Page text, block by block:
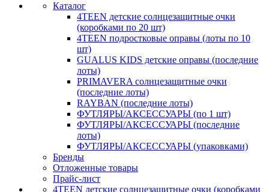
Каталог
4TEEN детские солнцезащитные очки
(коробками по 20 шт)
4TEEN подростковые оправы (лоты по 10
шт)
GUALUS KIDS детские оправы (последние
лоты)
PRIMAVERA солнцезащитные очки
(последние лоты)
RAYBAN (последние лоты)
ФУТЛЯРЫ/АКСЕССУАРЫ (по 1 шт)
ФУТЛЯРЫ/АКСЕССУАРЫ (последние
лоты)
ФУТЛЯРЫ/АКСЕССУАРЫ (упаковками)
Бренды
Отложенные товары
Прайс-лист
4TEEN детские солнцезащитные очки (коробками